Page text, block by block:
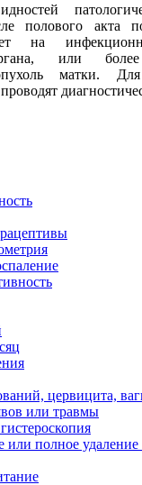
полового акта
на
или
матки.
цервицита,
или травмы
или полное удаление